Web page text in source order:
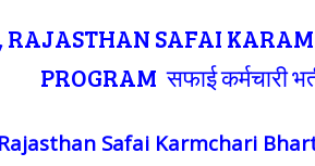
RAJASTHAN SAFAI
PROGRAM सफाई कर्मचारी
Safai Karmchari